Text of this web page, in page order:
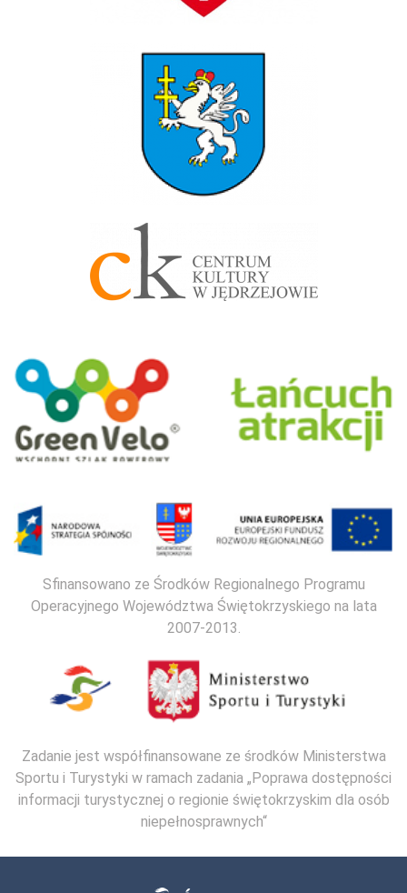
Sfinansowano ze Środków Regionalnego Programu
Operacyjnego Województwa Świętokrzyskiego na lata
2007-2013.
Zadanie jest współfinansowane ze środków Ministerstwa
Sportu i Turystyki w ramach zadania „Poprawa dostępności
informacji turystycznej o regionie świętokrzyskim dla osób
niepełnosprawnych“